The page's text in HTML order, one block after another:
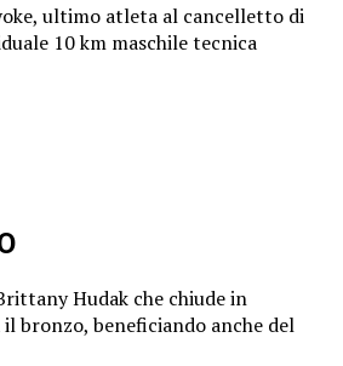
ultimo atleta al cancelletto di
10 km maschile tecnica
Hudak che chiude in
il bronzo, beneficiando anche del